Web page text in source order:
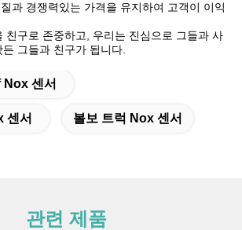
과 경쟁력있는 가격을 유지하여 고객이 이익
친구로 존중하고, 우리는 진심으로 그들과 사
그들과 친구가 됩니다.
Nox 센서
센서 볼보 트럭 Nox 센서
관련 제품